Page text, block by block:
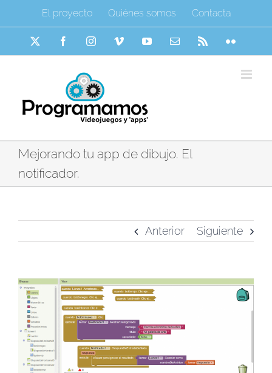
al
contenido
El proyecto Quiénes somos Contacta
FacebookInstagramVimeo YouTubeCorreo
Flickr
Mejorando tu app de dibujo. El
notificador.
Anterior Siguiente
Ver
imagen
más
grande